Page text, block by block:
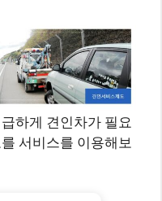
하게 견인차가 필요
서비스를 이용해보